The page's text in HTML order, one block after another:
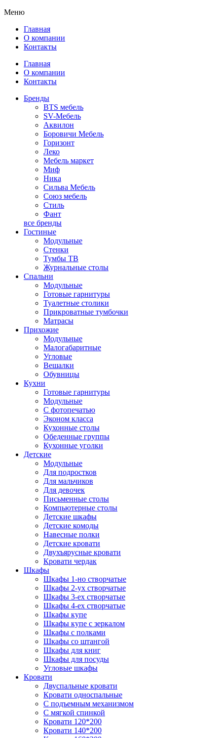
Меню
Главная
О компании
Контакты
Главная
О компании
Контакты
Бренды
BTS мебель
SV-Мебель
Аквилон
Боровичи Мебель
Горизонт
Леко
Мебель маркет
Миф
Ника
Сильва Мебель
Союз мебель
Стиль
Фант
все бренды
Гостиные
Модульные
Стенки
Тумбы ТВ
Журнальные столы
Спальни
Модульные
Готовые гарнитуры
Туалетные столики
Прикроватные тумбочки
Матрасы
Прихожие
Модульные
Малогабаритные
Угловые
Вешалки
Обувницы
Кухни
Готовые гарнитуры
Модульные
С фотопечатью
Эконом класса
Кухонные столы
Обеденные группы
Кухонные уголки
Детские
Модульные
Для подростков
Для мальчиков
Для девочек
Письменные столы
Компьютерные столы
Детские шкафы
Детские комоды
Навесные полки
Детские кровати
Двухъярусные кровати
Кровати чердак
Шкафы
Шкафы 1-но створчатые
Шкафы 2-ух створчатые
Шкафы 3-ех створчатые
Шкафы 4-ех створчатые
Шкафы купе
Шкафы купе с зеркалом
Шкафы с полками
Шкафы со штангой
Шкафы для книг
Шкафы для посуды
Угловые шкафы
Кровати
Двуспальные кровати
Кровати односпальные
С подъемным механизмом
С мягкой спинкой
Кровати 120*200
Кровати 140*200